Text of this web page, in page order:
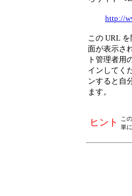
http://
この URL
面が表示さ
ト管理者用
インしてく
ンすると自
ます。
ヒント
こ
単